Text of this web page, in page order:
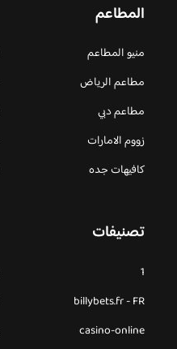
المطاعم
منيو المطاعم
مطاعم الرياض
مطاعم دبي
زووم الامارات
كافيهات جده
تصنيفات
1
billybets.fr - FR
casino-online